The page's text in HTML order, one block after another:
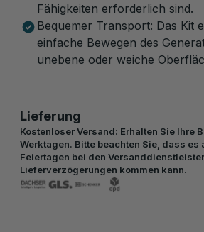
Fähigkeiten erforderlich sind.
Bequemer Transport: Das Kit
einfache Bewegen des
unebene oder weiche
Lieferung
Kostenloser Versand: Erhalten Sie Ihre
Werktagen. Bitte beachten Sie, dass es
Feiertagen bei den
Lieferverzögerungen kommen kann.